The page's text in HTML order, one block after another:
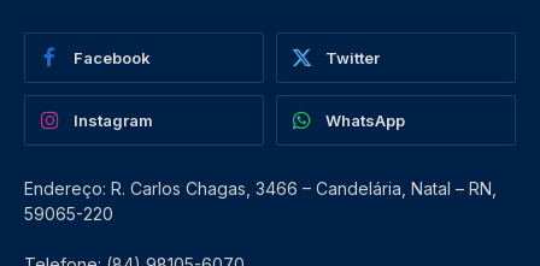
Facebook Twitter
Instagram WhatsApp
Endereço: R. Carlos Chagas, 3466 – Candelária, Natal – RN,
59065-220